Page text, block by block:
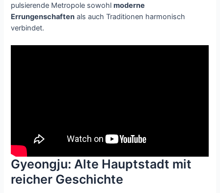
pulsierende Metropole sowohlmoderne
Errungenschaften als auch Traditionen harmonisch
verbindet.
Gyeongju: Alte Hauptstadt mit
reicher Geschichte